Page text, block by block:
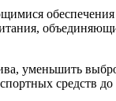
уменьшить
средств